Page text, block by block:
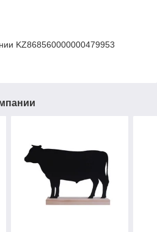
KZ868560000000479953